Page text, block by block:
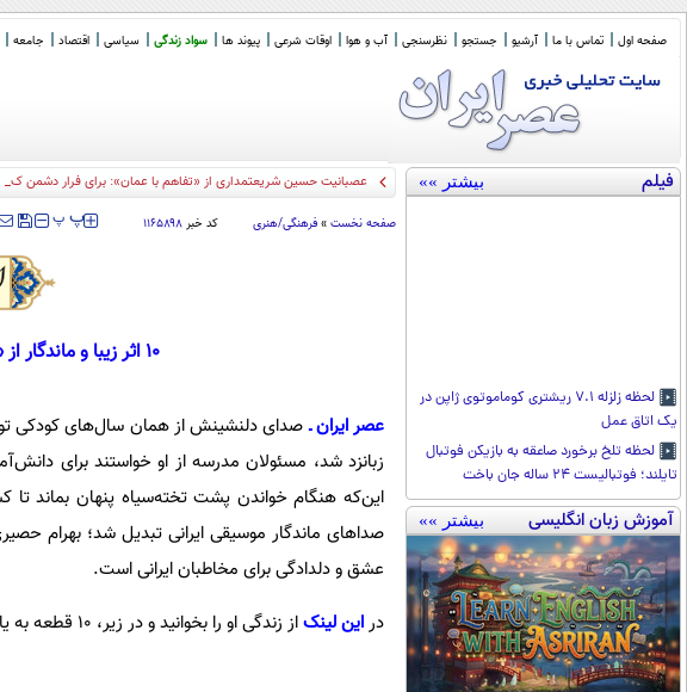
صفحه اول تماس با ما آرشیو جستجو نظرسنجی آب و هوا اوقات شرعی پیوند ها سواد زندگی سیاسی اقتصاد جامعه
فیلم بیشتر »»
لحظه زلزله ۷.۱ ریشتری کوماموتوی ژاپن در
یک اتاق عمل
لحظه تلخ برخورد صاعقه به بازیکن فوتبال
تایلند؛ فوتبالیست ۲۴ ساله جان باخت
آموزش زبان انگلیسی بیشتر »»
عصبانیت حسین شریعتمداری از «تفاهم با عمان»: برای فرار دشمن کوچه
صفحه نخست » فرهنگی/هنری کد خبر ۱۱۶۵۸۹۸ ‍‍‍ پ پ
10 اثر زیبا و ماندگار از «بهرام حصیری» (همین الان بشنوید)
عصر ایران ـصدای دلنشینش از همان سال‌های کودکی
زبانزد شد، مسئولان مدرسه از او خواستند برای
این‌که هنگام خواندن پشت تخته‌سیاه پنهان بماند تا
صداهای ماندگار موسیقی ایرانی تبدیل شد؛ بهرام
عشق و دلدادگی برای مخاطبان ایرانی است.
دراین لینکاز زندگی او را بخوانید و در زیر، 10 قطعه به یاد ماندنی از کارهای او را می شنوید.